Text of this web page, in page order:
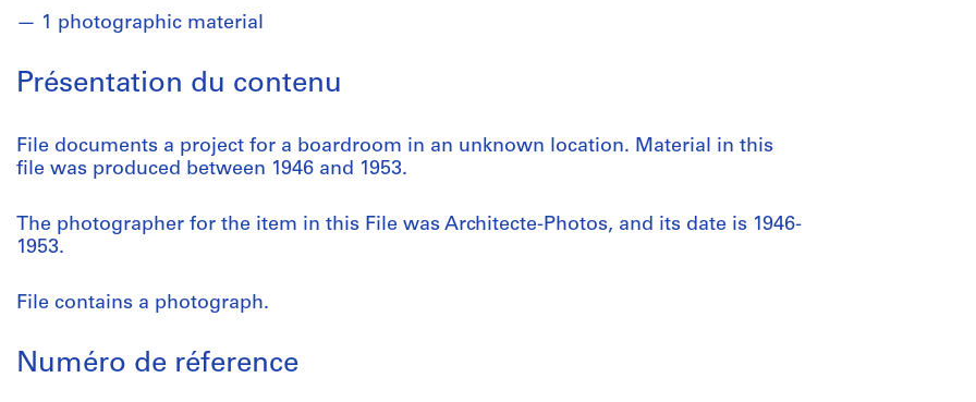
1 photographic material
Présentation du contenu
File documents a project for a boardroom in an unknown location. Material in this
file was produced between 1946 and 1953.
The photographer for the item in this File was Architecte-Photos, and its date is 1946-
1953.
File contains a photograph.
Numéro de réference